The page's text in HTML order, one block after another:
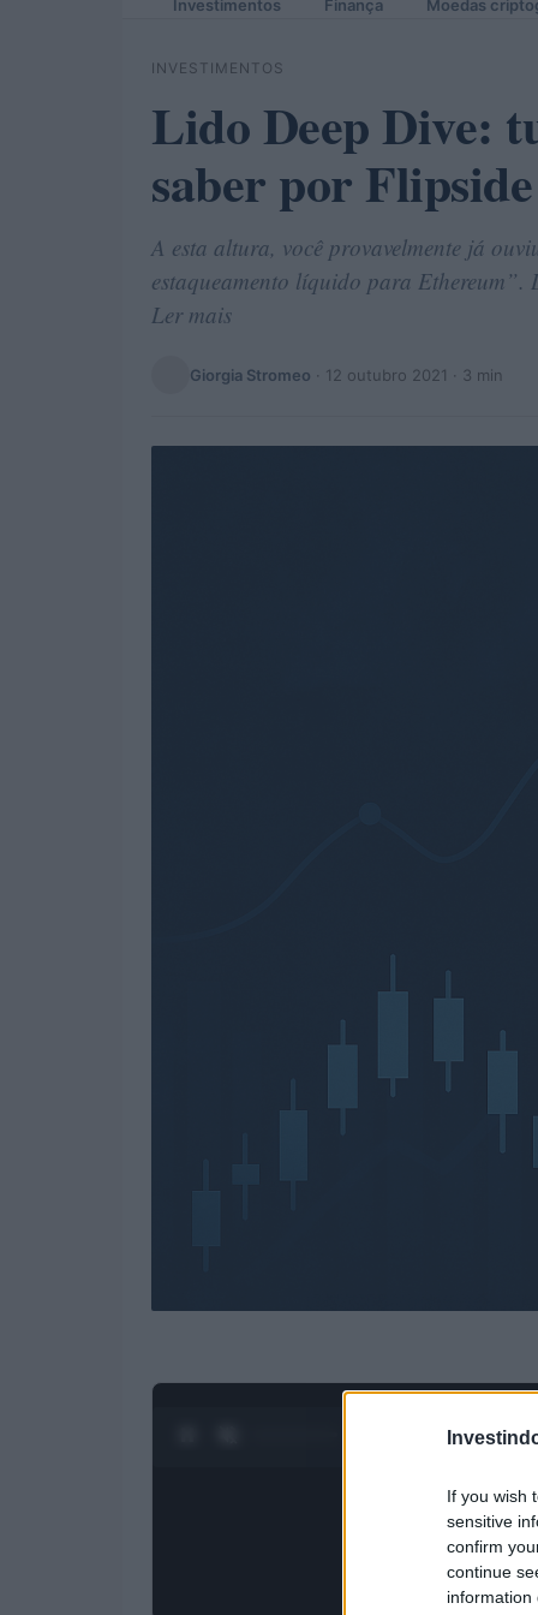
If you wish
sensitive
confirm
continue
information
Investimentos Finança Moedas
INVESTIMENTOS
Lido Deep Dive:
saber por
A esta altura, você provavelmente já
estaqueamento líquido para Ethereum”.
Ler mais
Giorgia Stromeo · 12 outubro 2021 · 3 min
1/4